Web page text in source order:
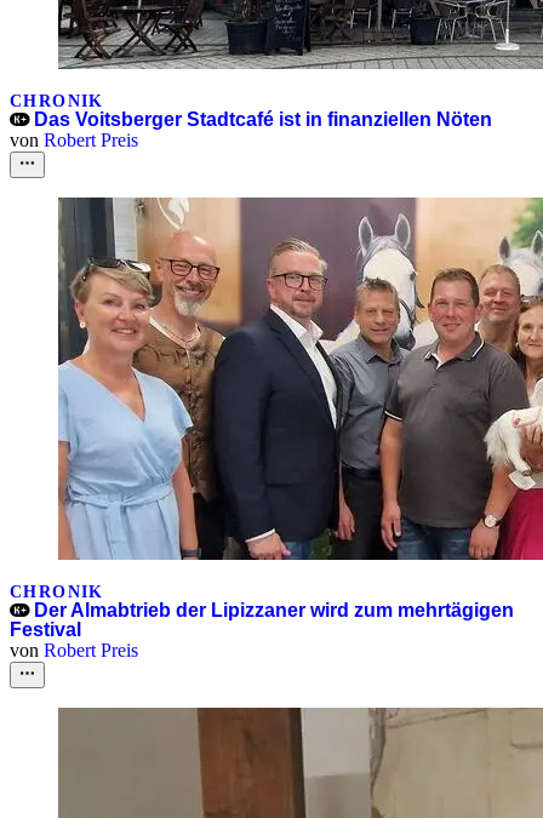
CHRONIK
Das Voitsberger Stadtcafé ist in finanziellen Nöten
von Robert Preis
CHRONIK
Der Almabtrieb der Lipizzaner wird zum mehrtägigen
Festival
von Robert Preis